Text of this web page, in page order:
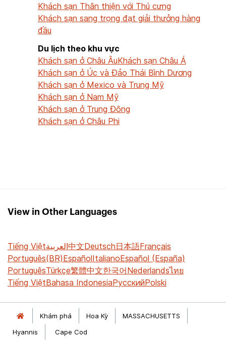
Khách sạn Thân thiện với Thú cưng
Khách sạn sang trọng đạt giải thưởng hàng
đầu
Du lịch theo khu vực
Khách sạn ở Châu ÂuKhách sạn Châu Á
Khách sạn ở Úc và Đảo Thái Bình Dương
Khách sạn ở Mexico và Trung Mỹ
Khách sạn ở Nam Mỹ
Khách sạn ở Trung Đông
Khách sạn ở Châu Phi
View in Other Languages
Tiếng Việtالعربية中文Deutsch日本語Français
Português(BR)EspañolItalianoEspañol (España)
PortuguêsTürkçe繁體中文한국어Nederlandsไทย
Tiếng ViệtBahasa IndonesiaРусскийPolski
Khám phá Hoa Kỳ
MASSACHUSETTS
Hyannis
Cape Cod